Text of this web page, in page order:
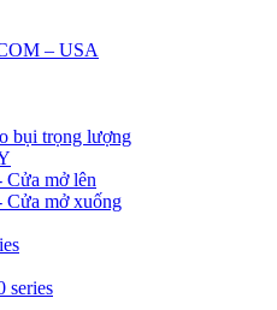
– USA
bụi trọng lượng
Cửa mở lên
Cửa mở xuống
series